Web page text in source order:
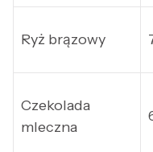
Ryż brązowy
Czekolada
mleczna